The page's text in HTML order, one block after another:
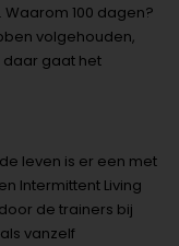
100 dagen?
volgehouden,
daar gaat het
leven is er een met
Intermittent Living
de trainers bij
vanzelf